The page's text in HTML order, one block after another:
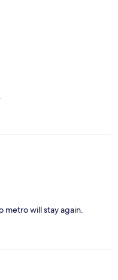
metro will stay again.